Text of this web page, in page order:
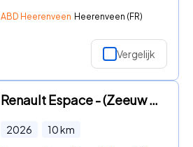
ABD Heerenveen Heerenveen (FR)
Vergelijk
Renault Espace - (Zeeuw & Zeeuw Private Lease Actie v.a. € 716, -) E-Tech ful
2026 10km